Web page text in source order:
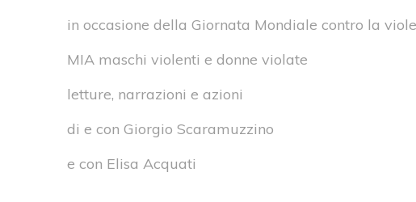
in occasione della Giornata Mondiale contro la
MIA maschi violenti e donne violate
letture, narrazioni e azioni
di e con Giorgio Scaramuzzino
e con Elisa Acquati